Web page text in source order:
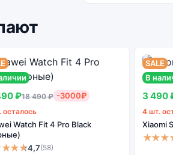
Акселерометр
Поддержка
₽18 490 ₽ -3000₽
осталось
Watch Fit 4 Pro Black
4,7(58)
SALE
В
3 490
4 шт.
Xiaomi